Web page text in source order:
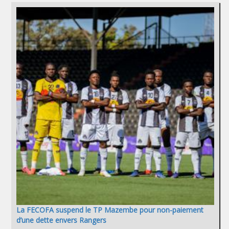
La FECOFA suspend le TP Mazembe pour non-paiement
d’une dette envers Rangers